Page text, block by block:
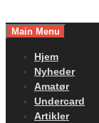
toMain Menu
Hjem
Nyheder
Amatør
Undercard
Artikler